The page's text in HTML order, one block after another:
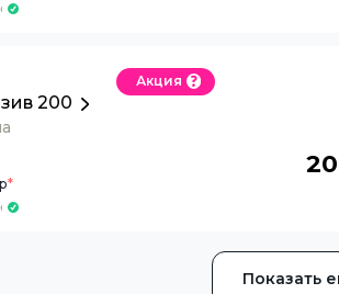
200
Акция
*
Показать